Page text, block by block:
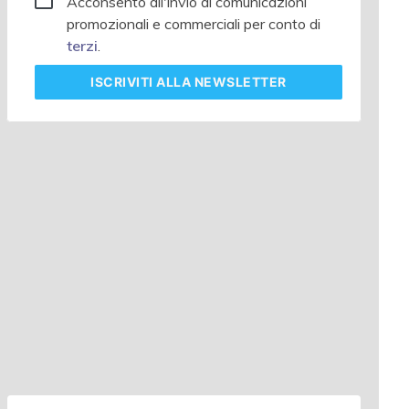
promozionali e commerciali per conto di
terzi.
ISCRIVITIALLA NEWSLETTER